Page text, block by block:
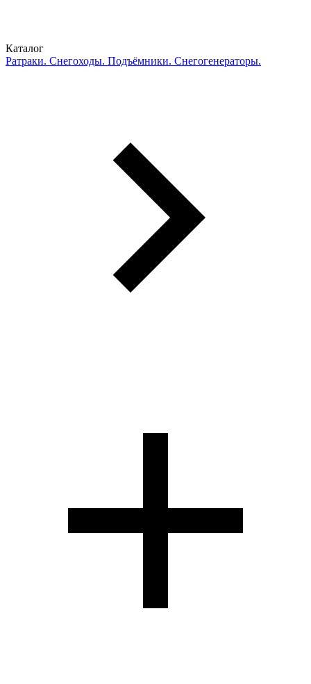
Каталог
Ратраки. Снегоходы. Подъёмники. Снегогенераторы.